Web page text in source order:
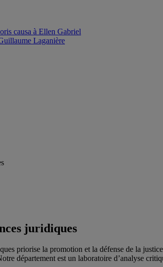
causa à Ellen Gabriel
Laganière
juridiques
priorise la promotion et la défense de la
département est un laboratoire d’analyse